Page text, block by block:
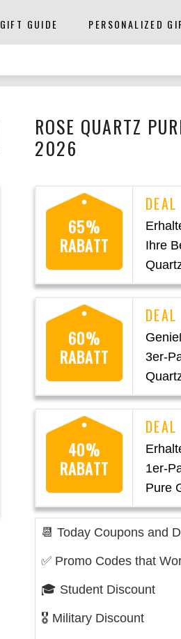
GIFT GUIDE PERSONALIZED
ROSE QUARTZ
2026
65%
RABATT
Ihre
60%
RABATT
3er-
40%
RABATT
1er-
Pure
📆 Today Coupons and
✅ Promo Codes that
🎓 Student Discount
🎖️ Military Discount